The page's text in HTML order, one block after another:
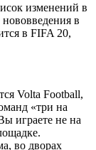
изменений в
в
в FIFA 20,
Volta Football,
«три на
играете не на
во дворах